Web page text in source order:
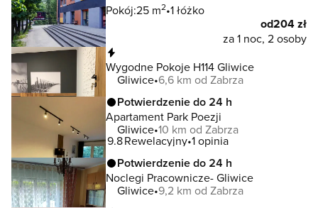
Pokój:25 m2 1 łóżko
od204 zł
za 1 noc, 2 osoby
Wygodne Pokoje H114 Gliwice
Gliwice 6,6 km od Zabrza
Potwierdzenie do 24 h
Apartament Park Poezji
Gliwice 10 km od Zabrza
9.8Rewelacyjny 1 opinia
Potwierdzenie do 24 h
Noclegi Pracownicze- Gliwice
Gliwice 9,2 km od Zabrza